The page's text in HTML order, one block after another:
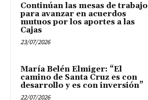
Continúan las mesas de trabajo
para avanzar en acuerdos
mutuos por los aportes a las
Cajas
23/07/2026
María Belén Elmiger: “El
camino de Santa Cruz es con
desarrollo y es con inversión”
22/07/2026